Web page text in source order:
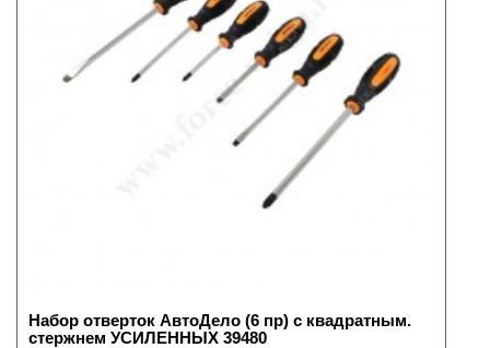
Набор отверток АвтоДело (6 пр) с квадратным.
стержнем УСИЛЕННЫХ 39480